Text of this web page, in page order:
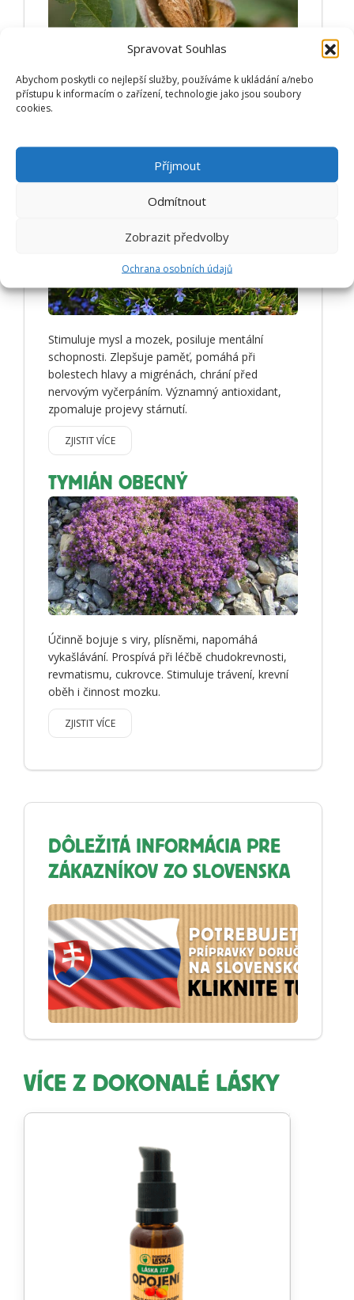
Spravovat Souhlas
Abychom poskytli co nejlepší služby, používáme k ukládání a/nebo
přístupu k informacím o zařízení, technologie jako jsou soubory
cookies.
Příjmout
Odmítnout
Zobrazit předvolby
Ochrana osobních údajů
Jemně pečuje o kůži a vlasy. Zklidňuje
podráždění, zvláčňuje, regeneruje. Je vhodný po
zákrocích a nemoci, má regenerační účinky.
ROZMARÝN
Stimuluje mysl a mozek, posiluje mentální
schopnosti. Zlepšuje paměť, pomáhá při
bolestech hlavy a migrénách, chrání před
nervovým vyčerpáním. Významný antioxidant,
zpomaluje projevy stárnutí.
ZJISTIT VÍCE
TYMIÁN OBECNÝ
Účinně bojuje s viry, plísněmi, napomáhá
vykašlávání. Prospívá při léčbě chudokrevnosti,
revmatismu, cukrovce. Stimuluje trávení, krevní
oběh i činnost mozku.
ZJISTIT VÍCE
DÔLEŽITÁ INFORMÁCIA PRE
ZÁKAZNÍKOV ZO SLOVENSKA
VÍCE Z DOKONALÉ LÁSKY